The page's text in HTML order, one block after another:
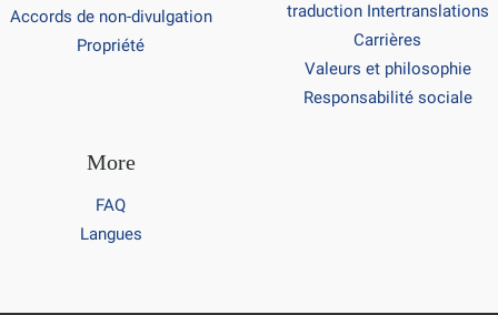
Accords de non-divulgation
Propriété
traduction Intertranslations
Carrières
Valeurs et philosophie
Responsabilité sociale
More
FAQ
Langues